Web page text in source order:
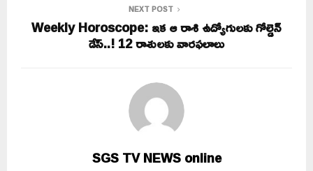
NEXT POST
Weekly Horoscope: ఇక ఆ రాశి ఉద్యోగులకు గోల్డెన్
డేస్..! 12 రాశులకు వారఫలాలు
SGS TV NEWS online